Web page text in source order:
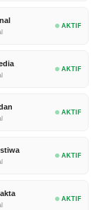
AKTIF
AKTIF
AKTIF
AKTIF
AKTIF